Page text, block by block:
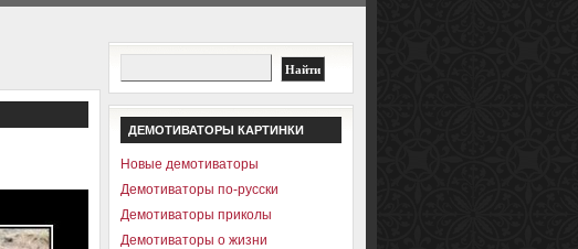
ДЕМОТИВАТОРЫ КАРТИНКИ
Новые демотиваторы
Демотиваторы по-русски
Демотиваторы приколы
Демотиваторы о жизни